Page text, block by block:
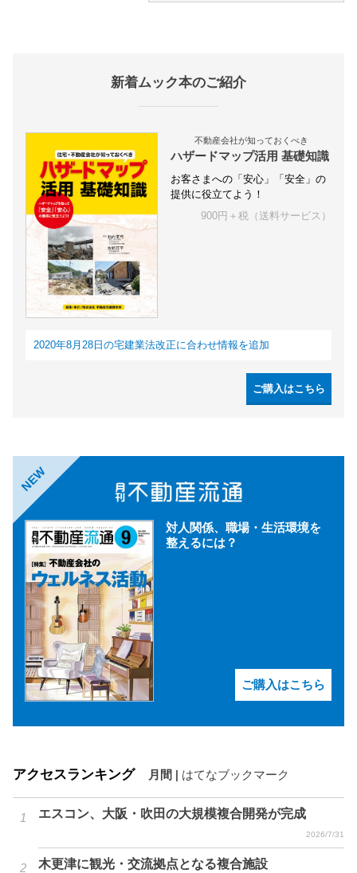
新着ムック本のご紹介
不動産会社が知っておくべき
ハザードマップ活用 基礎知識
お客さまへの「安心」「安全」の
提供に役立てよう！
900円＋税（送料サービス）
2020年8月28日の宅建業法改正に合わせ情報を追加
ご購入はこちら
NEW
対人関係、職場・生活環境を
整えるには？
ご購入はこちら
アクセスランキング 月間 はてなブックマーク
エスコン、大阪・吹田の大規模複合開発が完成
2026/7/31
木更津に観光・交流拠点となる複合施設